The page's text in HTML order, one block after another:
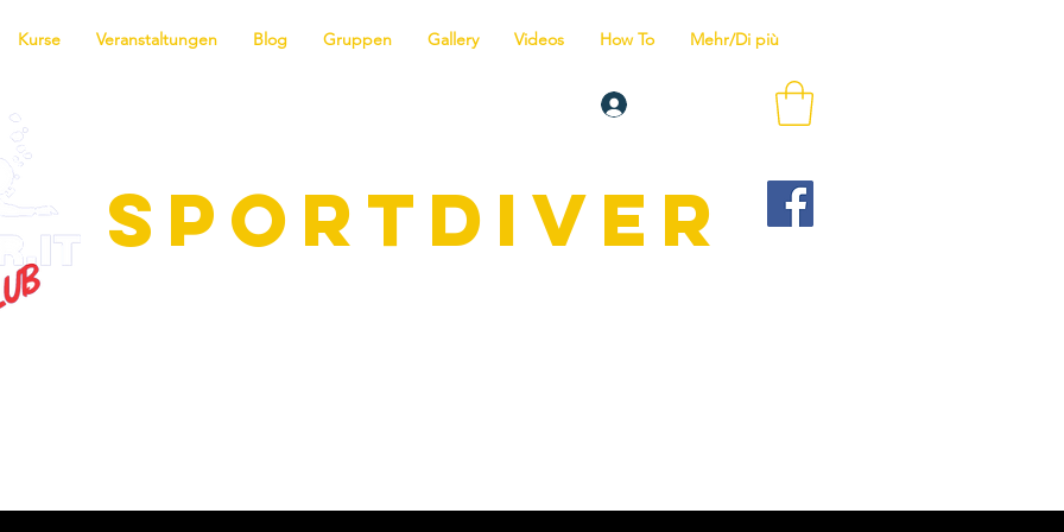
Kurse Veranstaltungen Blog Gruppen Gallery Videos How To Mehr/Di più
SPORTDIVER